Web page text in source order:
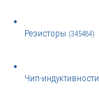
Резисторы (345484)
Чип-индуктивности